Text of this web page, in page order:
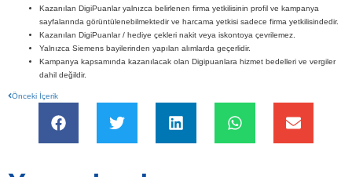
Kazanılan DigiPuanlar yalnızca belirlenen firma yetkilisinin profil ve kampanya
sayfalarında görüntülenebilmektedir ve harcama yetkisi sadece firma yetkilisindedir.
Kazanılan DigiPuanlar / hediye çekleri nakit veya iskontoya çevrilemez.
Yalnızca Siemens bayilerinden yapılan alımlarda geçerlidir.
Kampanya kapsamında kazanılacak olan Digipuanlara hizmet bedelleri ve vergiler
dahil değildir.
Önceki İçerik